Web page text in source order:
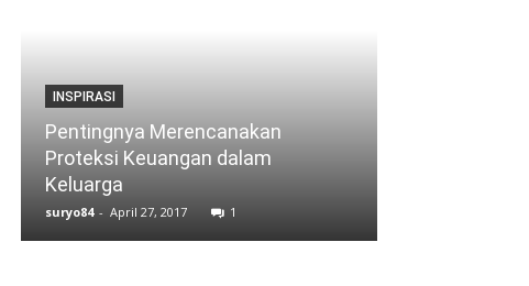
INSPIRASI
Pentingnya Merencanakan
Proteksi Keuangan dalam
Keluarga
suryo84 - April 27, 2017 1